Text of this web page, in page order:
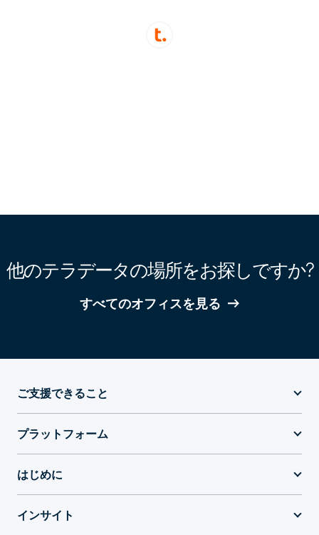
他のテラデータの場所をお探しですか?
すべてのオフィスを見る
ご支援できること
プラットフォーム
はじめに
インサイト